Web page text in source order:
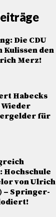
Die CDU
den
Merz!
Habecks
Wieder
für
Hochschule
von Ulrich
– Springer-